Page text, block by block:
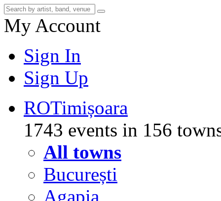
My Account
Sign In
Sign Up
ROTimișoara
1743 events in 156
All towns
București
Agapia